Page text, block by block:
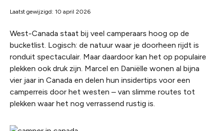
Laatst gewijzigd: 10 april 2026
West-Canada staat bij veel camperaars hoog op de
bucketlist. Logisch: de natuur waar je doorheen rijdt is
ronduit spectaculair. Maar daardoor kan het op populaire
plekken ook druk zijn. Marcel en Daniëlle wonen al bijna
vier jaar in Canada en delen hun insidertips voor een
camperreis door het westen – van slimme routes tot
plekken waar het nog verrassend rustig is.